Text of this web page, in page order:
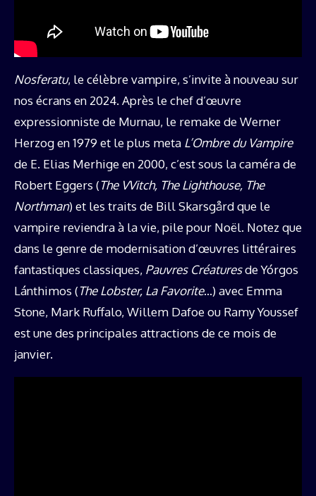
Nosferatu, le célèbre vampire, s’invite à nouveau sur
nos écrans en 2024. Après le chef d’œuvre
expressionniste de Murnau, le remake de Werner
Herzog en 1979 et le plus meta L’Ombre du Vampire
de E. Elias Merhige en 2000, c’est sous la caméra de
Robert Eggers (The VVitch, The Lighthouse, The
Northman) et les traits de Bill Skarsgård que le
vampire reviendra à la vie, pile pour Noël. Notez que
dans le genre de modernisation d’œuvres littéraires
fantastiques classiques, Pauvres Créaturesde Yórgos
Lánthimos (The Lobster, La Favorite…) avec Emma
Stone, Mark Ruffalo, Willem Dafoe ou Ramy Youssef
est une des principales attractions de ce mois de
janvier.